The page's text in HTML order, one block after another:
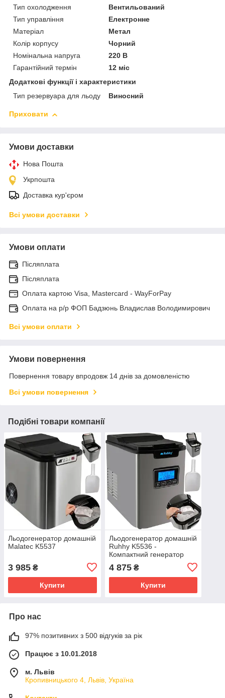
Тип охолодження
Вентильований
Тип управління
Електронне
Матеріал
Метал
Колір корпусу
Чорний
Номінальна напруга
220 В
Гарантійний термін
12 міс
Додаткові функції і характеристики
Тип резервуара для льоду
Виносний
Приховати
Умови доставки
Нова Пошта
Укрпошта
Доставка кур'єром
Всі умови доставки
Умови оплати
Післяплата
Післяплата
Оплата картою Visa, Mastercard - WayForPay
Оплата на р/р ФОП Бадзюнь Владислав Володимирович
Всі умови оплати
Умови повернення
Повернення товару впродовж 14 днів за домовленістю
Всі умови повернення
Подібні товари компанії
Льодогенератор домашній
Malatec K5537
3 985 ₴
Купити
Льодогенератор домашній
Ruhhy K5536 -
Компактний генератор
4 875₴
Купити
Про нас
97% позитивних з 500 відгуків за рік
Працює з 10.01.2018
м. Львів
Кропивницького 4, Львів, Україна